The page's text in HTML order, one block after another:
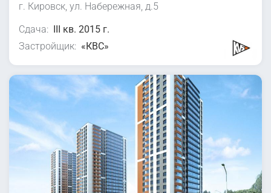
г. Кировск, ул. Набережная, д.5
Сдача: III кв. 2015 г.
Застройщик: «КВС»